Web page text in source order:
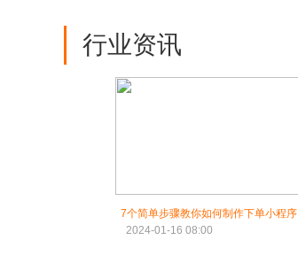
行业资讯
7个简单步骤教你如何制作下单小程序
2024-01-16 08:00